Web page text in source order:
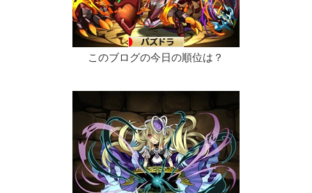
このブログの今日の順位は？